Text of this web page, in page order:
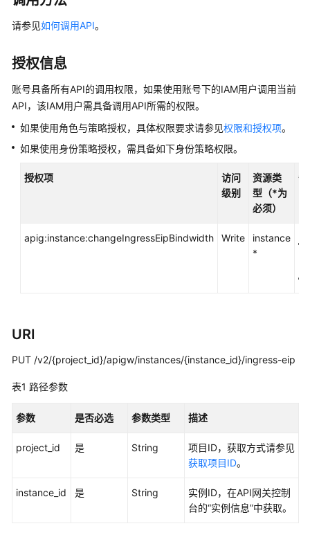
介
绍
费
说
明
快
速
门
指
践
开
指
参
请参见如何调用API。
授权信息
账号具备所有API的调用权限，如果使用账号下的IAM用户调用当前
API，该IAM用户需具备调用API所需的权限。
如果使用角色与策略授权，具体权限要求请参见权限和授权项。
如果使用身份策略授权，需具备如下身份策略权限。
授权项
访问
级别
资源类
型（*为
必须）
条
apig:instance:changeIngressEipBindwidth Write
instance
*
URI
PUT /v2/{project_id}/apigw/instances/{instance_id}/ingress-eip
表1 路径参数
参数 是否必选 参数类型 描述
project_id 是 String
项目ID，获取方式请参见
获取项目ID。
instance_id 是 String
实例ID，在API网关控制
台的“实例信息”中获取。